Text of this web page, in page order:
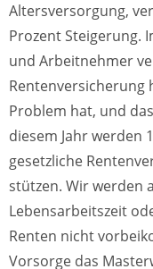
Altersversorgung,
Prozent Steigerung.
und Arbeitnehmer
Rentenversicherung
Problem hat, und
diesem Jahr werden
gesetzliche
stützen. Wir werden
Lebensarbeitszeit
Renten nicht
Vorsorge das